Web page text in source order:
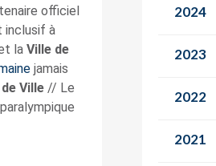
officiel
inclusif à
la Ville de
jamais
Ville // Le
2024
2023
2022
2021